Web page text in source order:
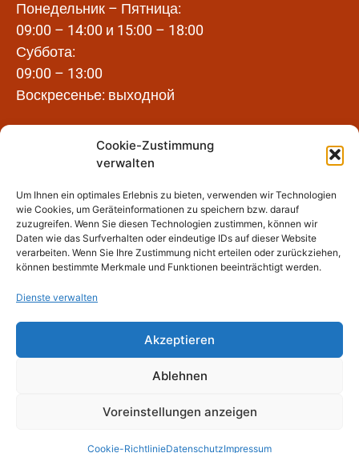
Cookie-Zustimmung
verwalten
Um Ihnen ein optimales Erlebnis zu bieten, verwenden wir Technologien
wie Cookies, um Geräteinformationen zu speichern bzw. darauf
zuzugreifen. Wenn Sie diesen Technologien zustimmen, können wir
Daten wie das Surfverhalten oder eindeutige IDs auf dieser Website
verarbeiten. Wenn Sie Ihre Zustimmung nicht erteilen oder zurückziehen,
können bestimmte Merkmale und Funktionen beeinträchtigt werden.
Dienste verwalten
Akzeptieren
Ablehnen
Voreinstellungen anzeigen
Cookie-RichtlinieDatenschutzImpressum
Понедельник – Пятница:
09:00 – 14:00 и 15:00 – 18:00
Суббота:
09:00 – 13:00
Воскресенье: выходной
Контакт
+49 (0) 7131 133 08 16
+49 (0) 7131 137 37 48
+49 (0) 176-64305153
+49 (0) 176-96681545
© 2023 NaviTour, heilbronn-reisen.de
Политика конфиденциальности